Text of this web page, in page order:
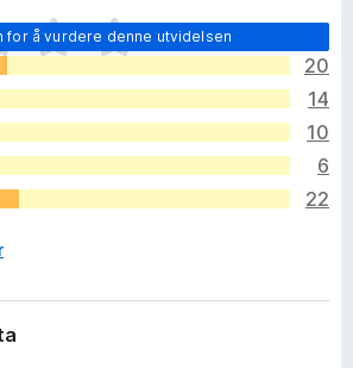
for å vurdere denne utvidelsen
20
14
10
6
22